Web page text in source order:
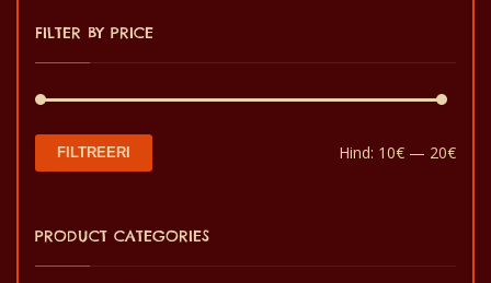
FILTER BY PRICE
FILTREERI Hind: 10€ — 20€
PRODUCT CATEGORIES